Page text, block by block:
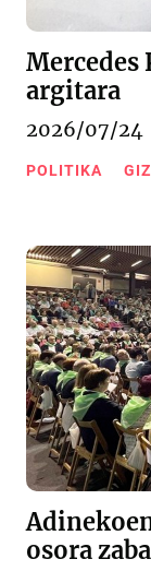
Mercedes
argitara
2026/07/24
POLITIKA
osora